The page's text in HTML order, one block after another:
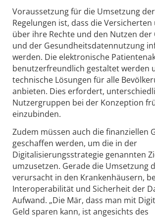
Voraussetzung für die Umsetzung
Regelungen ist, dass die
über ihre Rechte und den Nutzen der
und der Gesundheitsdatennutzung
werden. Die elektronische
benutzerfreundlich gestaltet werden
technische Lösungen für alle
anbieten. Dies erfordert,
Nutzergruppen bei der Konzeption
einzubinden.
Zudem müssen auch die finanziellen
geschaffen werden, um die in der
Digitalisierungsstrategie genannten
umzusetzen. Gerade die Umsetzung
verursacht in den Krankenhäusern,
Interoperabilität und Sicherheit der
Aufwand. „Die Mär, dass man mit
Geld sparen kann, ist angesichts des